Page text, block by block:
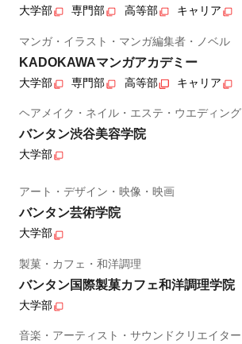
大学部 専門部 高等部 キャリア
マンガ・イラスト・マンガ編集者・ノベル
KADOKAWAマンガアカデミー
大学部 専門部 高等部 キャリア
ヘアメイク・ネイル・エステ・ウエディング
バンタン渋谷美容学院
大学部
アート・デザイン・映像・映画
バンタン芸術学院
大学部
製菓・カフェ・和洋調理
バンタン国際製菓カフェ和洋調理学院
大学部
音楽・アーティスト・サウンドクリエイター